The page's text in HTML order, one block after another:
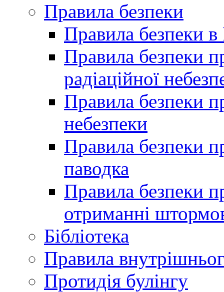
Правила безпеки
Правила безпеки в
Правила безпеки
радіаційної
Правила безпеки
небезпеки
Правила безпеки
паводка
Правила безпеки
отриманні
Бібліотека
Правила
Протидія булінгу